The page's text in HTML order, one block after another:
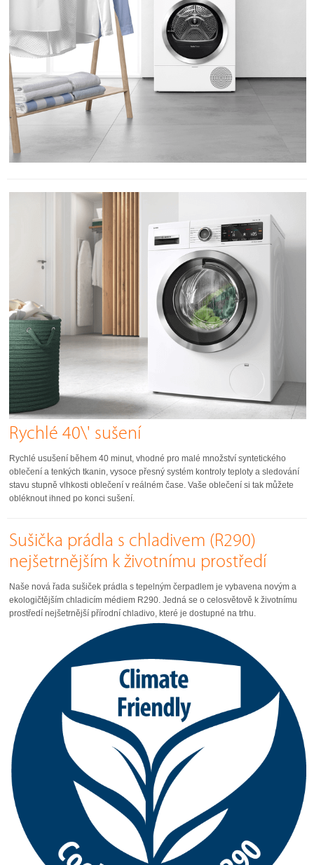
Rychlé 40\' sušení
Rychlé usušení během 40 minut, vhodné pro malé množství syntetického
oblečení a tenkých tkanin, vysoce přesný systém kontroly teploty a sledování
stavu stupně vlhkosti oblečení v reálném čase. Vaše oblečení si tak můžete
obléknout ihned po konci sušení.
Sušička prádla s chladivem (R290)
nejšetrnějším k životnímu prostředí
Naše nová řada sušiček prádla s tepelným čerpadlem je vybavena novým a
ekologičtějším chladicím médiem R290. Jedná se o celosvětově k životnímu
prostředí nejšetrnější přírodní chladivo, které je dostupné na trhu.